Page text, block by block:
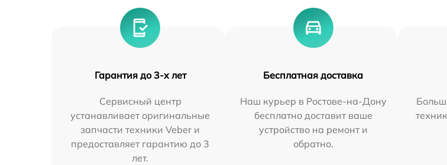
Гарантия до 3-х лет
Сервисный центр
устанавливает оригинальные
запчасти техники Veber и
предоставляет гарантию до 3
лет.
Бесплатная доставка
Наш курьер в Ростове-на-Дону
бесплатно доставит ваше
устройство на ремонт и
обратно.